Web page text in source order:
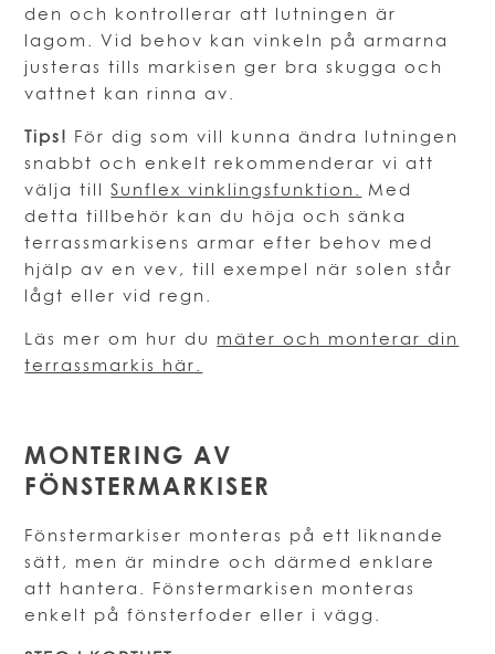
den och kontrollerar att lutningen är
lagom. Vid behov kan vinkeln på armarna
justeras tills markisen ger bra skugga och
vattnet kan rinna av.
Tips! För dig som vill kunna ändra lutningen
snabbt och enkelt rekommenderar vi att
välja tillSunflex vinklingsfunktion. Med
detta tillbehör kan du höja och sänka
terrassmarkisens armar efter behov med
hjälp av en vev, till exempel när solen står
lågt eller vid regn.
Läs mer om hur du mäter och monterar din
terrassmarkis här.
MONTERING AV
FÖNSTERMARKISER
Fönstermarkiser monteras på ett liknande
sätt, men är mindre och därmed enklare
att hantera. Fönstermarkisen monteras
enkelt på fönsterfoder eller i vägg.